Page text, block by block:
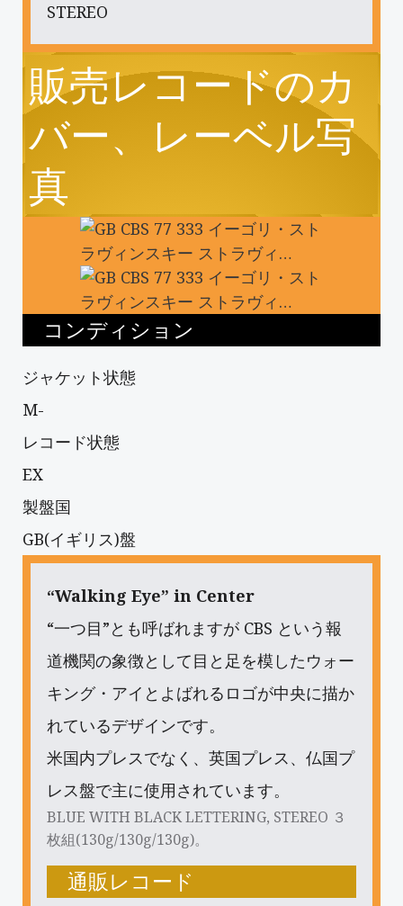
STEREO
販売レコードのカ
バー、レーベル写
真
コンディション
ジャケット状態
M-
レコード状態
EX
製盤国
GB(イギリス)盤
“Walking Eye” in Center
“一つ目”とも呼ばれますが CBS という報
道機関の象徴として目と足を模したウォー
キング・アイとよばれるロゴが中央に描か
れているデザインです。
米国内プレスでなく、英国プレス、仏国プ
レス盤で主に使用されています。
BLUE WITH BLACK LETTERING, STEREO ３
枚組(130g/130g/130g)。
通販レコード